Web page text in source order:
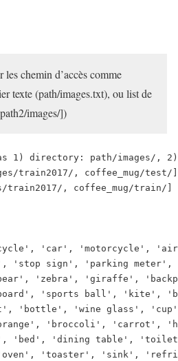
chemin d’accès comme
texte (path/images.txt), ou list de
images/])
1) directory: path/images/,
train2017/, coffee_mug/
train2017/, coffee_mug/train/]
'car',
'stop sign', 'parking
'zebra', 'giraffe',
'sports ball', 'kite',
'bottle', 'wine glass',
'broccoli', 'carrot',
'bed', 'dining table',
'toaster', 'sink',